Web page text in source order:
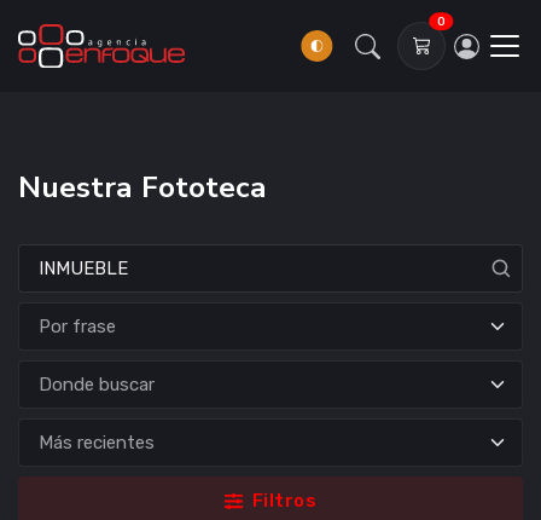
0
Nuestra Fototeca
Donde buscar
Filtros